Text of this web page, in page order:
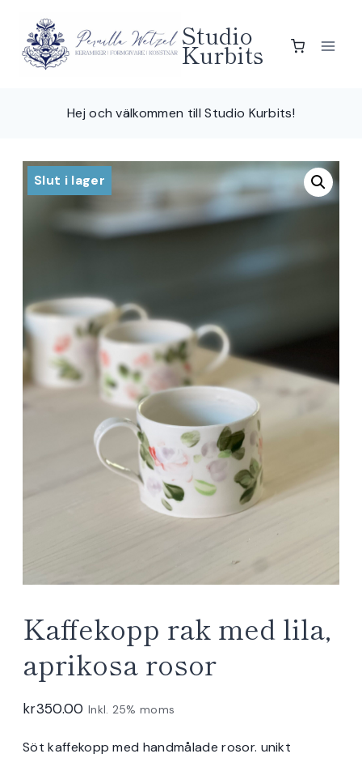
content
Studio
Kurbits
Hej och välkommen till Studio Kurbits!
Slut i lager
Kaffekopp rak med lila,
aprikosa rosor
kr350.00 Inkl. 25% moms
Söt kaffekopp med handmålade rosor. unikt